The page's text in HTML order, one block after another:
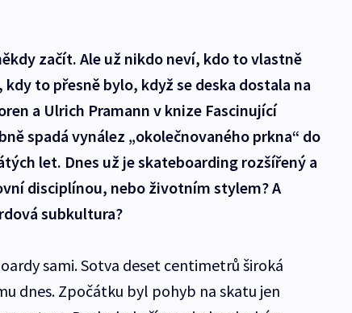
začít. Ale už nikdo neví, kdo to vlastně
to přesně bylo, když se deska dostala na
a Ulrich Pramann v knize Fascinující
spadá vynález „okolečnovaného prkna“ do
let. Dnes už je skateboarding rozšířený a
disciplínou, nebo životním stylem? A
subkultura?
sami. Sotva deset centimetrů široká
dnes. Zpočátku byl pohyb na skatu jen